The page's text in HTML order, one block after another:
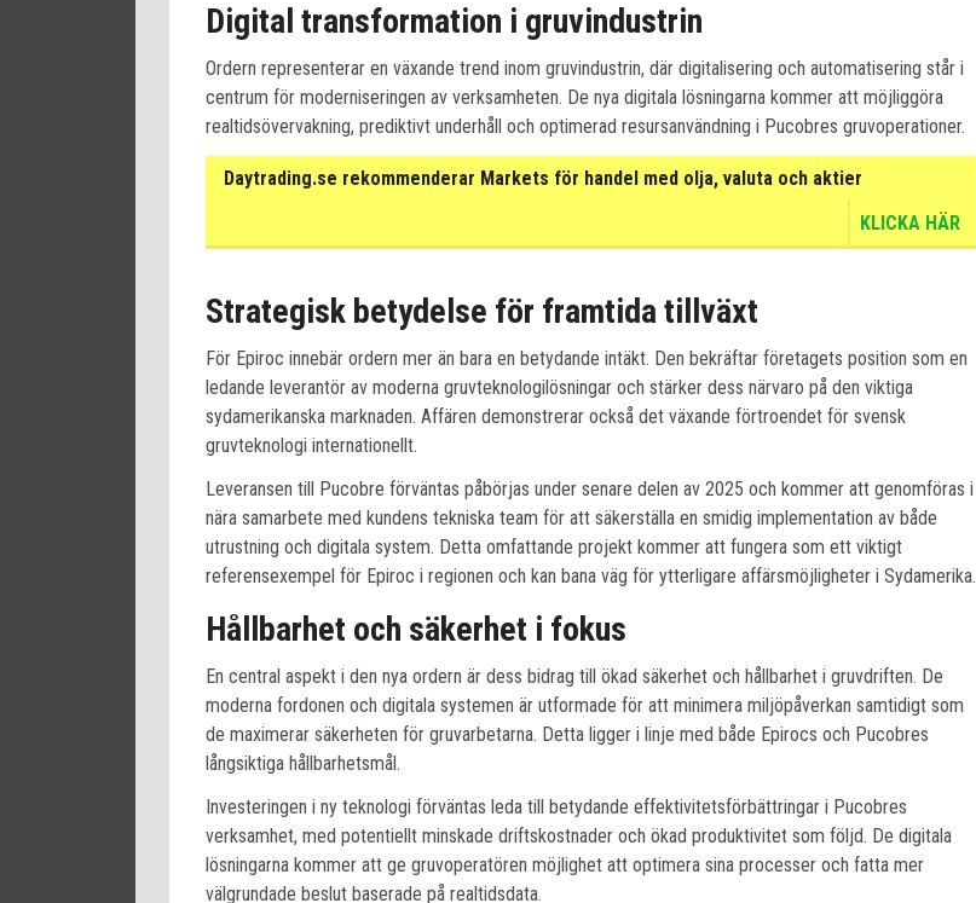
Digital transformation i gruvindustrin
Ordern representerar en växande trend inom gruvindustrin, där digitalisering och automatisering står i
centrum för moderniseringen av verksamheten. De nya digitala lösningarna kommer att möjliggöra
realtidsövervakning, prediktivt underhåll och optimerad resursanvändning i Pucobres gruvoperationer.
Daytrading.se rekommenderar Markets för handel med olja, valuta och aktier
KLICKA HÄR
Strategisk betydelse för framtida tillväxt
För Epiroc innebär ordern mer än bara en betydande intäkt. Den bekräftar företagets position som en
ledande leverantör av moderna gruvteknologilösningar och stärker dess närvaro på den viktiga
sydamerikanska marknaden. Affären demonstrerar också det växande förtroendet för svensk
gruvteknologi internationellt.
Leveransen till Pucobre förväntas påbörjas under senare delen av 2025 och kommer att genomföras i
nära samarbete med kundens tekniska team för att säkerställa en smidig implementation av både
utrustning och digitala system. Detta omfattande projekt kommer att fungera som ett viktigt
referensexempel för Epiroc i regionen och kan bana väg för ytterligare affärsmöjligheter i Sydamerika.
Hållbarhet och säkerhet i fokus
En central aspekt i den nya ordern är dess bidrag till ökad säkerhet och hållbarhet i gruvdriften. De
moderna fordonen och digitala systemen är utformade för att minimera miljöpåverkan samtidigt som
de maximerar säkerheten för gruvarbetarna. Detta ligger i linje med både Epirocs och Pucobres
långsiktiga hållbarhetsmål.
Investeringen i ny teknologi förväntas leda till betydande effektivitetsförbättringar i Pucobres
verksamhet, med potentiellt minskade driftskostnader och ökad produktivitet som följd. De digitala
lösningarna kommer att ge gruvoperatören möjlighet att optimera sina processer och fatta mer
välgrundade beslut baserade på realtidsdata.